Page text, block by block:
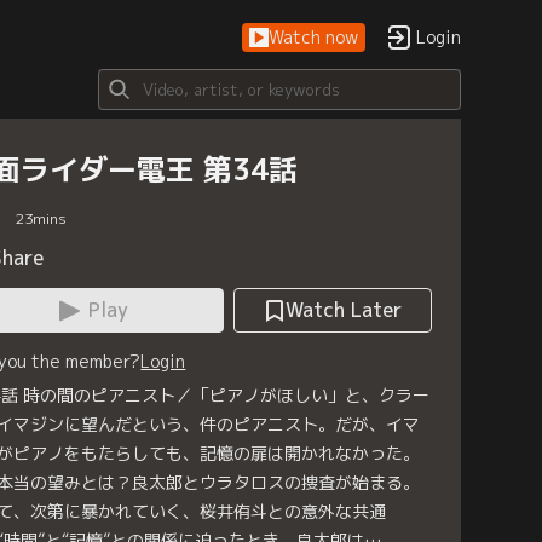
Watch now Login
ライダー電王 第34話
23mins
Play
Watch Later
the member?Login
時の間のピアニスト／「ピアノがほしい」と、クラー
マジンに望んだという、件のピアニスト。だが、イマ
ピアノをもたらしても、記憶の扉は開かれなかった。
当の望みとは？良太郎とウラタロスの捜査が始まる。
、次第に暴かれていく、桜井侑斗との意外な共通